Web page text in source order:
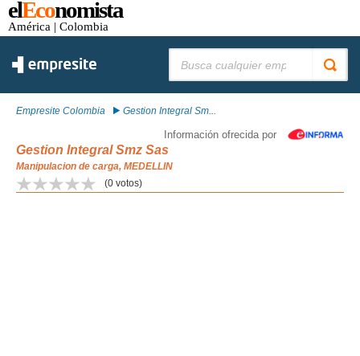
elEconomista
América | Colombia
Empresite Colombia Gestion Integral Sm...
Información ofrecida por
Gestion Integral Smz Sas
Manipulacion de carga, MEDELLIN
(0 votos)